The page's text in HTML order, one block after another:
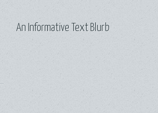
An Informative Text Blurb